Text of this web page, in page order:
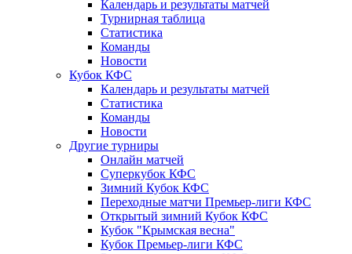
Календарь и результаты матчей
Турнирная таблица
Статистика
Команды
Новости
Кубок КФС
Календарь и результаты матчей
Статистика
Команды
Новости
Другие турниры
Онлайн матчей
Суперкубок КФС
Зимний Кубок КФС
Переходные матчи Премьер-лиги КФС
Открытый зимний Кубок КФС
Кубок "Крымская весна"
Кубок Премьер-лиги КФС